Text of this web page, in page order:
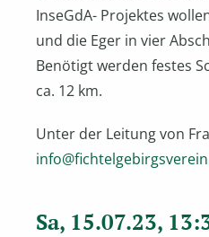
InseGdA- Projektes
und die Eger in vier
Benötigt werden festes
ca. 12 km.
Unter der Leitung von
Sa, 15.07.23,